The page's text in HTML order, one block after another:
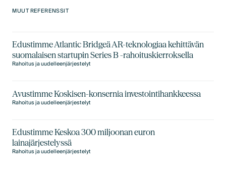
MUUT REFERENSSIT
Edustimme Atlantic Bridgeä AR-teknologiaa kehittävän
suomalaisen startupin Series B -rahoituskierroksella
Rahoitus ja uudelleenjärjestelyt
Avustimme Koskisen-konsernia investointihankkeessa
Rahoitus ja uudelleenjärjestelyt
Edustimme Keskoa 300 miljoonan euron
lainajärjestelyssä
Rahoitus ja uudelleenjärjestelyt